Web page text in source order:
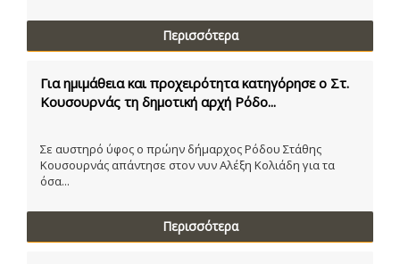
Περισσότερα
Για ημιμάθεια και προχειρότητα κατηγόρησε ο Στ.
Κουσουρνάς τη δημοτική αρχή Ρόδο...
Σε αυστηρό ύφος ο πρώην δήμαρχος Ρόδου Στάθης
Κουσουρνάς απάντησε στον νυν Αλέξη Κολιάδη για τα
όσα...
Περισσότερα